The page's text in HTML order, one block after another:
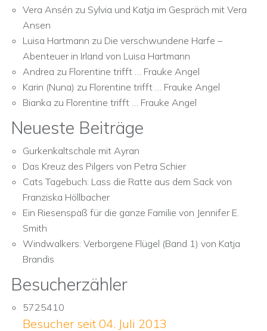
Vera Ansén zu Sylvia und Katja im Gespräch mit Vera
Ansen
Luisa Hartmann zu Die verschwundene Harfe –
Abenteuer in Irland von Luisa Hartmann
Andrea zu Florentine trifft … Frauke Angel
Karin (Nuna) zu Florentine trifft … Frauke Angel
Bianka zu Florentine trifft … Frauke Angel
Neueste Beiträge
Gurkenkaltschale mit Ayran
Das Kreuz des Pilgers von Petra Schier
Cats Tagebuch: Lass die Ratte aus dem Sack von
Franziska Höllbacher
Ein Riesenspaß für die ganze Familie von Jennifer E.
Smith
Windwalkers: Verborgene Flügel (Band 1) von Katja
Brandis
Besucherzähler
5725410
Besucher seit 04. Juli 2013